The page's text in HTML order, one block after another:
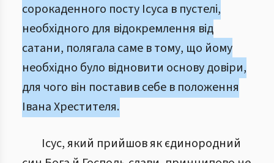
сорокаденного посту Ісуса в пустелі,
необхідного для відокремлення від
сатани, полягала саме в тому, що йому
необхідно було відновити основу довіри,
для чого він поставив себе в положення
Івана Хрестителя.
Ісус, який прийшов як єдинородний